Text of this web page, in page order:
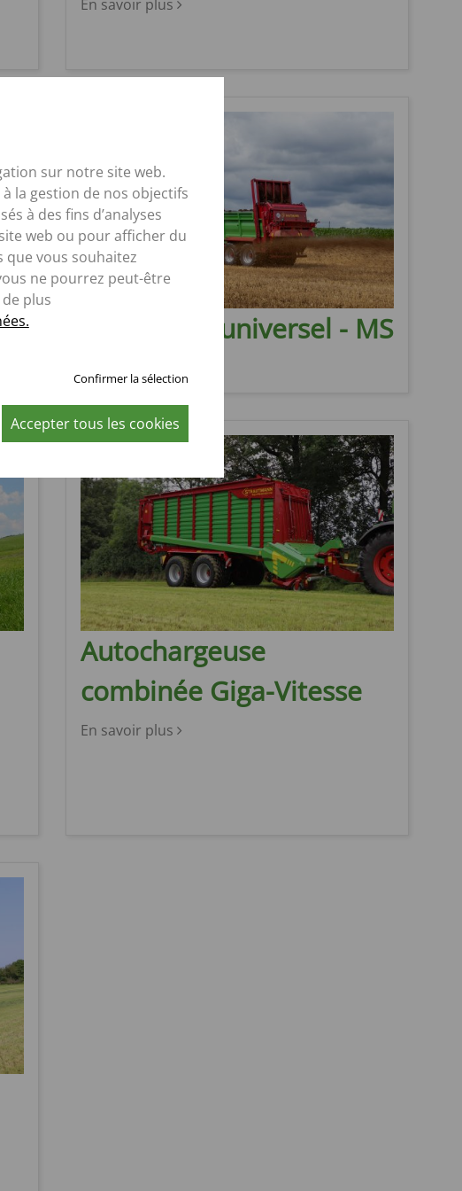
sur notre site web.
la gestion de nos objectifs
à des fins d’analyses
web ou pour afficher du
que vous souhaitez
ne pourrez peut-être
plus
Confirmer la sélection
Accepter tous les cookies
En savoir plus
Épandeurs universel - MS
Autochargeuse
combinée Giga-Vitesse
En savoir plus